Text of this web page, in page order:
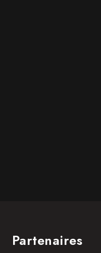
Partenaires